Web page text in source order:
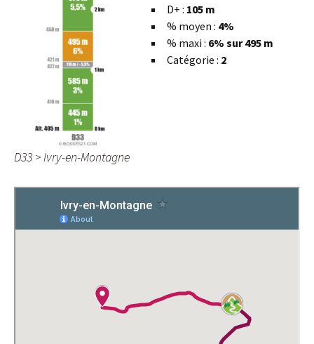
D33 > Ivry-en-Montagne
D+ : 105 m
% moyen : 4%
% maxi : 6% sur 495 m
Catégorie : 2